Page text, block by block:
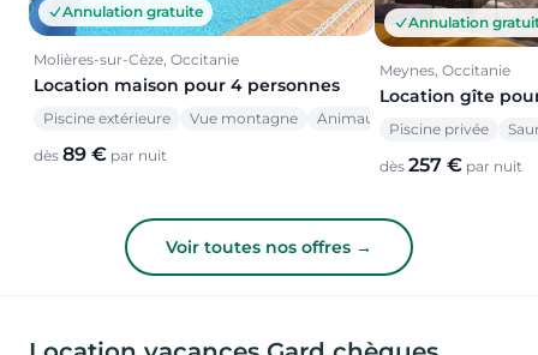
Annulation gratuite
Molières-sur-Cèze, Occitanie
Location maison pour 4 personnes
Piscine extérieure Vue montagne Animaux acceptés
dès 89 € par nuit
Annulation
Meynes, Occitanie
Location gîte
Piscine privée
dès 257 € par nuit
Voir toutes nos offres →